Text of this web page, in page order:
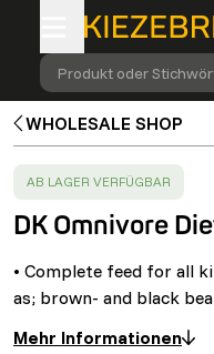
Produkt oder
WHOLESALE SHOP
SUCCESS:
AB LAGER VERFÜGBAR
DK Omnivore
• Complete feed for all
as; brown- and black
Mehr Informationen